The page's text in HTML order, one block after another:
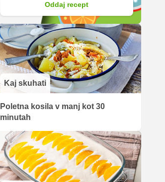
Oddaj recept
Kaj skuhati
Poletna kosila v manj kot 30
minutah